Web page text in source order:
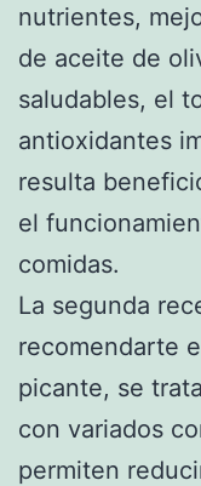
nutrientes,
de aceite de
saludables, el
antioxidantes
resulta
el
comidas.
La segunda
recomendarte
picante, se
con variados
permiten